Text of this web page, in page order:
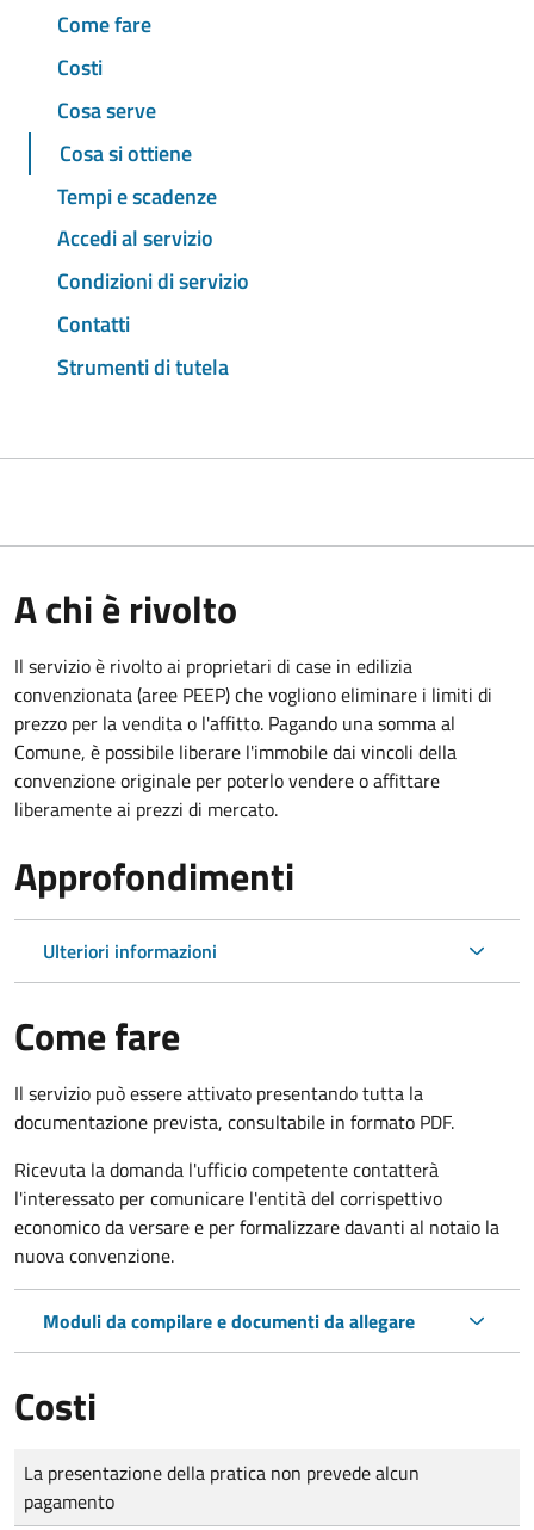
Come fare
Costi
Cosa serve
Cosa si ottiene
Tempi e scadenze
Accedi al servizio
Condizioni di servizio
Contatti
Strumenti di tutela
A chi è rivolto
Il servizio è rivolto ai proprietari di case in edilizia
convenzionata (aree PEEP) che vogliono eliminare i limiti di
prezzo per la vendita o l'affitto. Pagando una somma al
Comune, è possibile liberare l'immobile dai vincoli della
convenzione originale per poterlo vendere o affittare
liberamente ai prezzi di mercato.
Approfondimenti
Ulteriori informazioni
Come fare
Il servizio può essere attivato presentando tutta la
documentazione prevista, consultabile in formato PDF.
Ricevuta la domanda l'ufficio competente contatterà
l'interessato per comunicare l'entità del corrispettivo
economico da versare e per formalizzare davanti al notaio la
nuova convenzione.
Moduli da compilare e documenti da allegare
Costi
Tipo di pagamento
Importo
La presentazione della pratica non prevede alcun
pagamento